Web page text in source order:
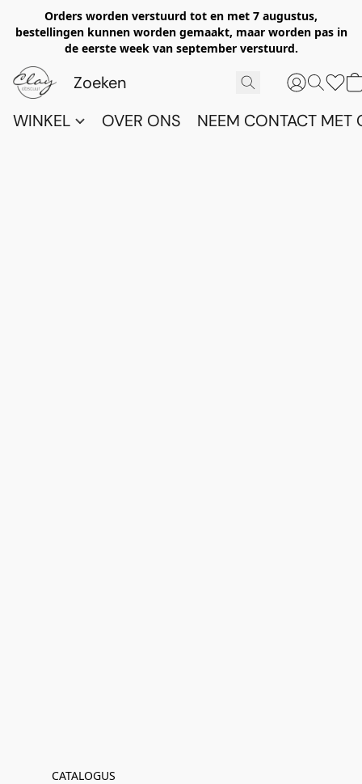
Orders worden verstuurd tot en met 7 augustus,
bestellingen kunnen worden gemaakt, maar worden pas in
de eerste week van september verstuurd.
WINKEL OVER ONS NEEM CONTACT MET
CATALOGUS